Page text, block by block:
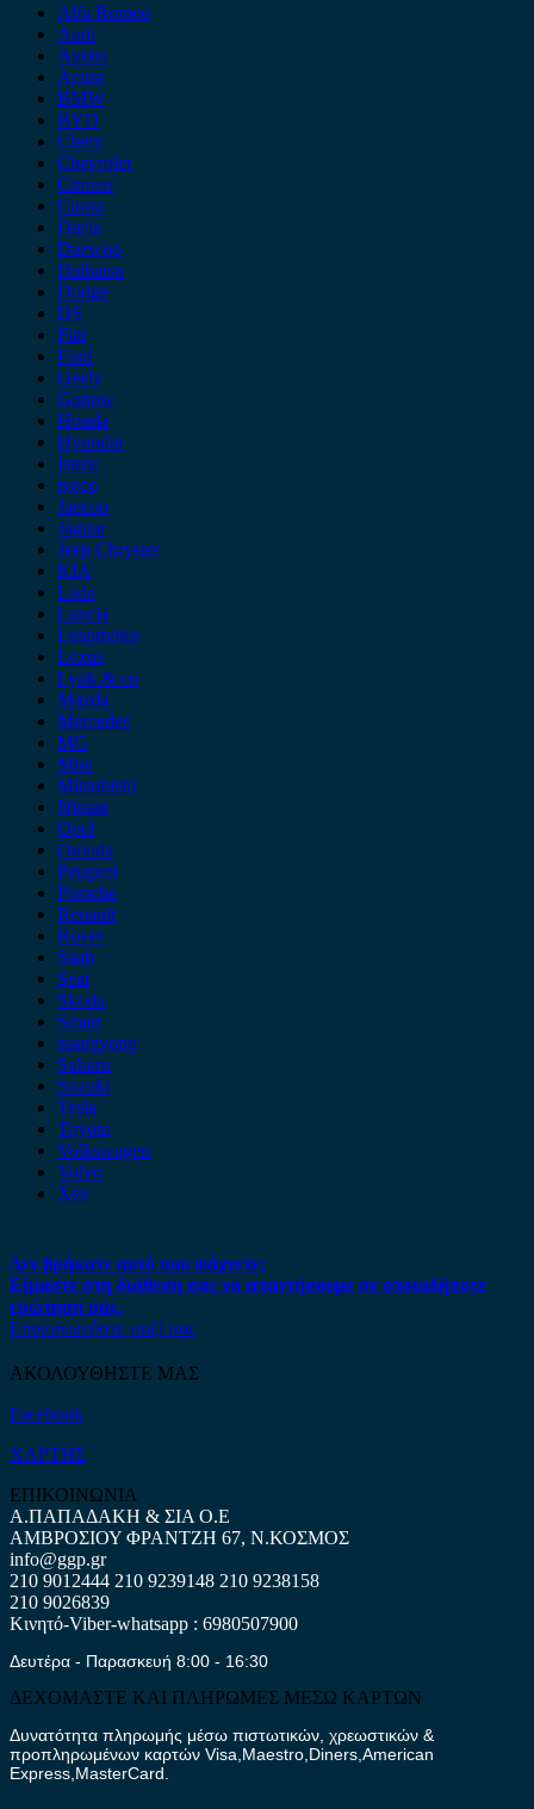
Alfa Romeo
Audi
Austin
Acura
BMW
BYD
Chery
Chevrolet
Citroen
Cupra
Dacia
Daewoo
Daihatsu
Dodge
DS
Fiat
Ford
Geely
Gonow
Honda
Hyundai
Isuzu
iveco
Jaecoo
Jaguar
Jeep Chrysler
KIA
Lada
Lancia
Leapmotor
Lexus
Lynk & co
Mazda
Mercedes
MG
Mini
Mitsubishi
Nissan
Opel
Omoda
Peugeot
Porsche
Renault
Rover
Saab
Seat
Skoda
Smart
ssangyong
Subaru
Suzuki
Tesla
Toyota
Volkswagen
Volvo
Xev
Δεν βρήκατε αυτό που ψάχνετε;
Είμαστε στη διάθεση σας να απαντήσουμε σε οποιαδήποτε
ερώτηση σας.
Επικοινωνήστε μαζί μας
ΑΚΟΛΟΥΘΗΣΤΕ ΜΑΣ
Facebook
ΧΑΡΤΗΣ
ΕΠΙΚΟΙΝΩΝΙΑ
Α.ΠΑΠΑΔΑΚΗ & ΣΙΑ Ο.Ε
ΑΜΒΡΟΣΙΟΥ ΦΡΑΝΤΖΗ 67, Ν.ΚΟΣΜΟΣ
info@ggp.gr
210 9012444 210 9239148 210 9238158
210 9026839
Κινητό-Viber-whatsapp : 6980507900
Δευτέρα - Παρασκευή 8:00 - 16:30
ΔΕΧΟΜΑΣΤΕ ΚΑΙ ΠΛΗΡΩΜΕΣ ΜΕΣΩ ΚΑΡΤΩΝ
Δυνατότητα πληρωμής μέσω πιστωτικών, χρεωστικών &
προπληρωμένων καρτών Visa,Maestro,Diners,American
Express,MasterCard.